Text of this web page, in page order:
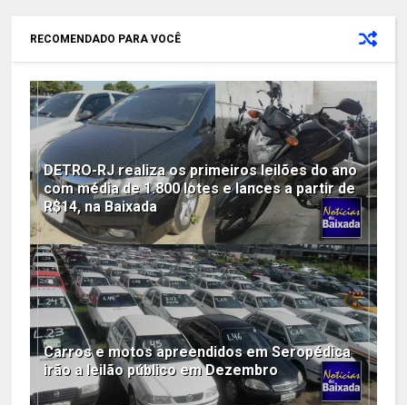
RECOMENDADO PARA VOCÊ
DETRO-RJ realiza os primeiros leilões do ano
com média de 1.800 lotes e lances a partir de
R$14, na Baixada
Carros e motos apreendidos em Seropédica
irão a leilão público em Dezembro